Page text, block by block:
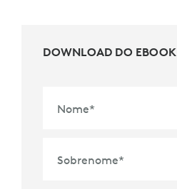
DOWNLOAD DO EBOOK
Nome*
Sobrenome*